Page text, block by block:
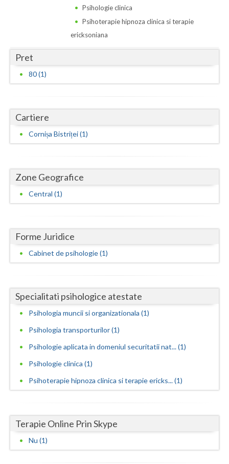
Harghita
Hunedoara
Iasi
Ilfov
Mehedinti
Mures
Olt
Prahova
Salaj
Satu-Mare
Sibiu
Suceava
Teleorman
Timis
Valcea
Vaslui
Psihologie clinica
Psihoterapie hipnoza clinica si terapie
ericksoniana
Pret
80 (1)
Cartiere
Cornișa Bistriței (1)
Zone Geografice
Central (1)
Forme Juridice
Cabinet de psihologie (1)
Specialitati psihologice atestate
Psihologia muncii si organizationala (1)
Psihologia transporturilor (1)
Psihologie aplicata in domeniul securitatii nat... (1)
Psihologie clinica (1)
Psihoterapie hipnoza clinica si terapie ericks... (1)
Terapie Online Prin Skype
Nu (1)